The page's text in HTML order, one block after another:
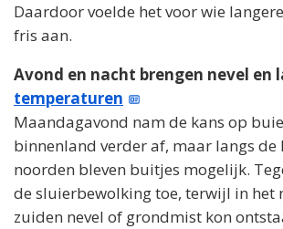
Daardoor voelde het voor wie
fris aan.
Avond en nacht brengen nevel en
temperaturen
Maandagavond nam de kans op
binnenland verder af, maar langs de
noorden bleven buitjes mogelijk.
de sluierbewolking toe, terwijl in het
zuiden nevel of grondmist kon